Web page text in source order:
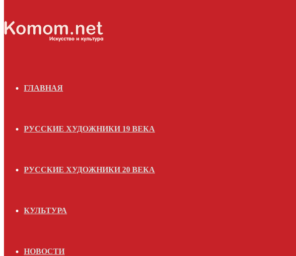
ГЛАВНАЯ
РУССКИЕ ХУДОЖНИКИ 19 ВЕКА
РУССКИЕ ХУДОЖНИКИ 20 ВЕКА
КУЛЬТУРА
НОВОСТИ